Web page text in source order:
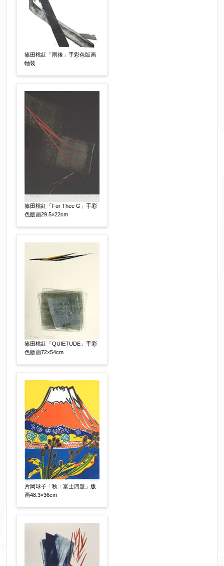
篠田桃紅「雨後」手彩色版画
軸装
篠田桃紅「For Thee G」手彩
色版画29.5×22cm
篠田桃紅「QUIETUDE」手彩
色版画72×54cm
片岡球子「秋：富士四題」版
画48.3×36cm